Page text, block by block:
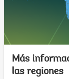
Más
las regiones